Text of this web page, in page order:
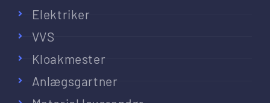
Elektriker
VVS
Kloakmester
Anlægsgartner